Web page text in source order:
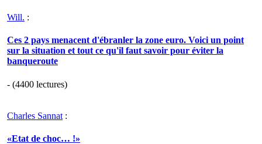
Will. :
Ces 2 pays menacent d'ébranler la zone euro. Voici un point
sur la situation et tout ce qu'il faut savoir pour éviter la
banqueroute
- (4400 lectures)
Charles Sannat :
«Etat de choc… !»